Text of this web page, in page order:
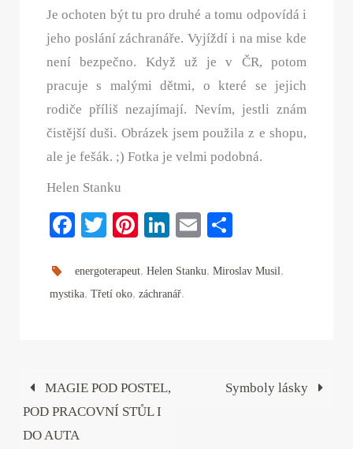
Je ochoten být tu pro druhé a tomu odpovídá i
jeho poslání záchranáře. Vyjíždí i na mise kde
není bezpečno. Když už je v ČR, potom
pracuje s malými dětmi, o které se jejich
rodiče příliš nezajímají. Nevím, jestli znám
čistější duši. Obrázek jsem použila z e shopu,
ale je fešák. ;) Fotka je velmi podobná.
Helen Stanku
Fa
bo
ok
T
tte
r
Pi
er
es
Li
ed
In
E
ail re
energoterapeut, Helen Stanku, Miroslav Musil ,
mystika, Třetí oko, záchranář.
MAGIE POD POSTEL,
POD PRACOVNÍ STŮL I
DO AUTA
Symboly lásky